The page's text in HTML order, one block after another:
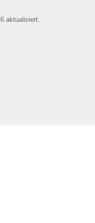
nicht
aktualisiert.